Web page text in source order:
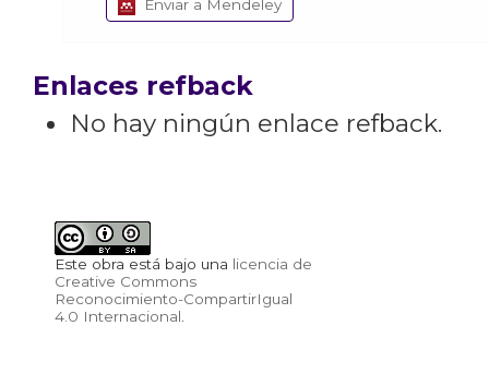
Enviar a Mendeley
Enlaces refback
No hay ningún enlace refback.
Este obra está bajo una licencia de
Creative Commons
Reconocimiento-CompartirIgual
4.0 Internacional